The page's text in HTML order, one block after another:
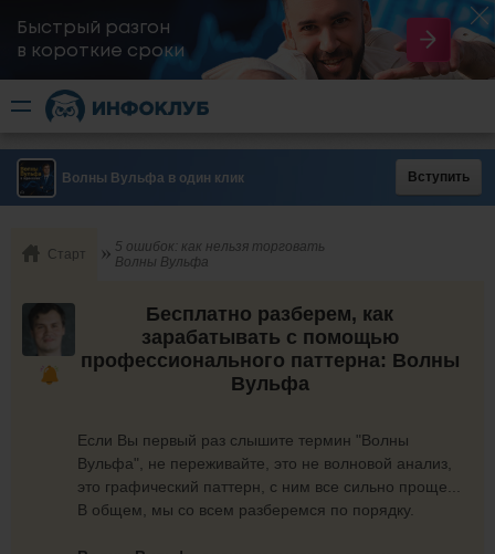
Быстрый разгон
​в короткие сроки
Волны Вульфа в один клик Вступить
Старт
5 ошибок: как нельзя торговать
Волны Вульфа
Бесплатно разберем, как
зарабатывать с помощью
профессионального паттерна: Волны
Вульфа
Если Вы первый раз слышите термин "Волны
Вульфа", не переживайте, это не волновой анализ,
это графический паттерн, с ним все сильно проще...
В общем, мы со всем разберемся по порядку.